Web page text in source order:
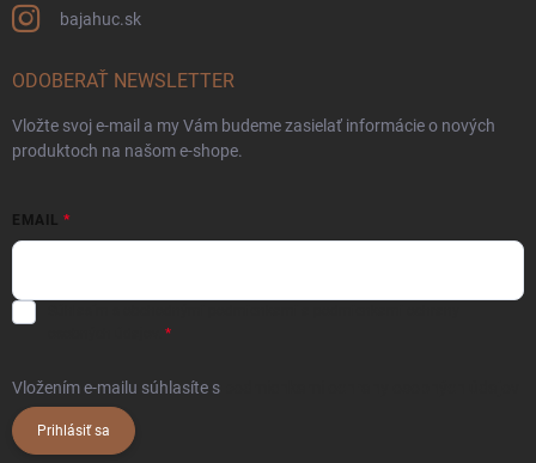
bajahuc.sk
ODOBERAŤ NEWSLETTER
Vložte svoj e-mail a my Vám budeme zasielať informácie o nových
produktoch na našom e-shope.
EMAIL
Vložením e-mailu súhlasíte s
Prihlásiť sa